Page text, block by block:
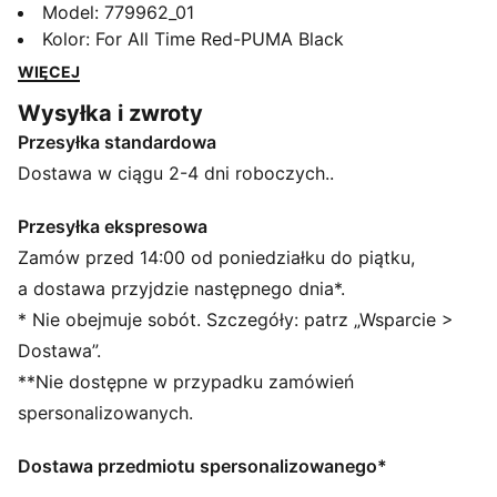
kultowe czerwono-czarne płomienie, wyrazisty herb
klubu i tyle niesamowitej energii, że każda przeciwna
drużyna dostanie zadyszki. Strój domowy AC Milan na
założyciele klubu wyobrażali sobie, gdy mówili:
„Nasze kolory będą czerwone jak płomienie i czarne
jak strach, jaki wywołamy w naszych przeciwnikach”.
czerwoności.
CECHY + KORZYŚCI
WYGODA: technologia odprowadzania wilgoci
dryCELL zapewnia uczucie suchości i wygodę
RE:FIBRE: zawiera co najmniej 95% przetworzonych
odpadów tekstylnych i innych zużytych materiałów z
poliestru
SZCZEGÓŁY
Krótkie rękawy
Model: 779962_01
Kolor: For All Time Red-PUMA Black
WIĘCEJ
Wysyłka i zwroty
Przesyłka standardowa
Dostawa w ciągu 2-4 dni roboczych..
Przesyłka ekspresowa
Zamów przed 14:00 od poniedziałku do piątku,
a dostawa przyjdzie następnego dnia*.
* Nie obejmuje sobót. Szczegóły: patrz „Wsparcie >
Dostawa”.
**Nie dostępne w przypadku zamówień
spersonalizowanych.
Dostawa przedmiotu spersonalizowanego*